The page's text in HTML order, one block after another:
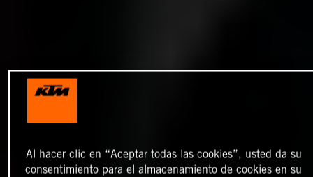
Al hacer clic en “Aceptar todas las cookies”, usted da su
consentimiento para el almacenamiento de cookies en su